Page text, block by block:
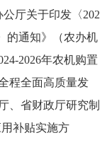
厅关于印发〈202
的通知》（农办机
2026年农机购置
程全面高质量发
、省财政厅研究制
补贴实施方